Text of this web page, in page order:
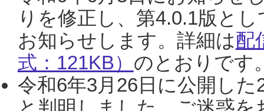
りを修正し、第4.0.1版と
お知らせします。詳細は配
式：121KB） のとおりです
令和6年3月26日に公開し